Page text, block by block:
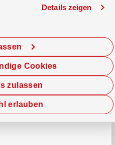
Details zeigen
zulassen
erlauben
Cookies